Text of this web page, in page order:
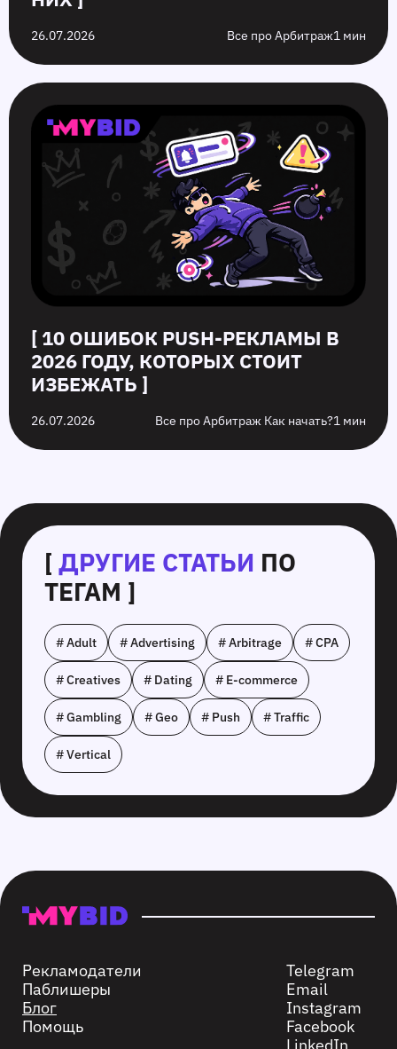
26.07.2026 Все про Арбитраж1 мин
[ 10 ОШИБОК PUSH‑РЕКЛАМЫ В
2026 ГОДУ, КОТОРЫХ СТОИТ
ИЗБЕЖАТЬ ]
26.07.2026 Все про Арбитраж Как начать?1 мин
[ ДРУГИЕ СТАТЬИ ПО
ТЕГАМ ]
# Adult # Advertising # Arbitrage # CPA
# Creatives # Dating # E-commerce
# Gambling # Geo # Push # Traffic
# Vertical
Рекламодатели
Паблишеры
Блог
Помощь
Telegram
Email
Instagram
Facebook
LinkedIn